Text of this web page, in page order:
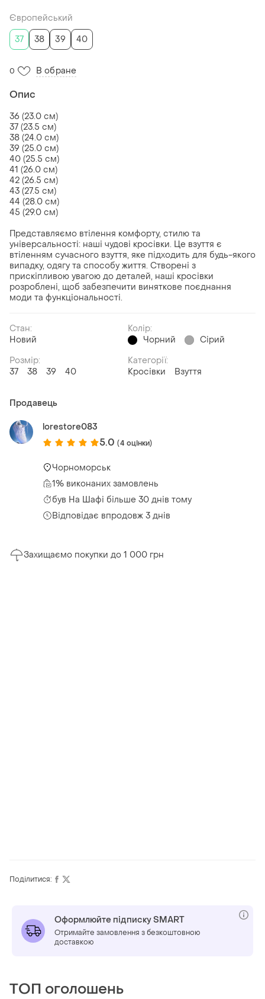
Європейський
37
38 39 40
0 В обране
Опис
36 (23.0 см)
37 (23.5 см)
38 (24.0 см)
39 (25.0 см)
40 (25.5 см)
41 (26.0 см)
42 (26.5 см)
43 (27.5 см)
44 (28.0 см)
45 (29.0 см)
Представляємо втілення комфорту, стилю та
універсальності: наші чудові кросівки. Це взуття є
втіленням сучасного взуття, яке підходить для будь-якого
випадку, одягу та способу життя. Створені з
прискіпливою увагою до деталей, наші кросівки
розроблені, щоб забезпечити виняткове поєднання
моди та функціональності.
Стан:
Новий
Колір:
Чорний
Сірий
Розмір:
37
38 39 40
Категорії:
Кросівки
Взуття
Продавець
lorestore083
5.0 (4 оцінки)
Чорноморськ
1% виконаних замовлень
був На Шафі більше 30 днів тому
Відповідає впродовж 3 днів
Захищаємо покупки до 1 000 грн
Поділитися:
Оформлюйте підписку SMART
Отримайте замовлення з безкоштовною
доставкою
ТОП оголошень